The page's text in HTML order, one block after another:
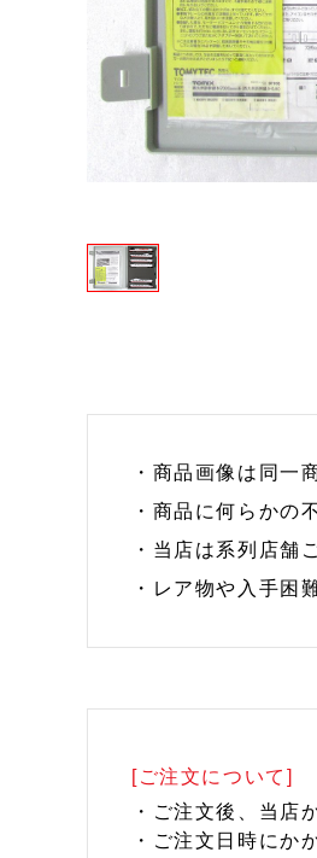
・商品画像は同一
・商品に何らかの
・当店は系列店舗
・レア物や入手困
[ご注文について]
・ご注文後、当店
・ご注文日時にか